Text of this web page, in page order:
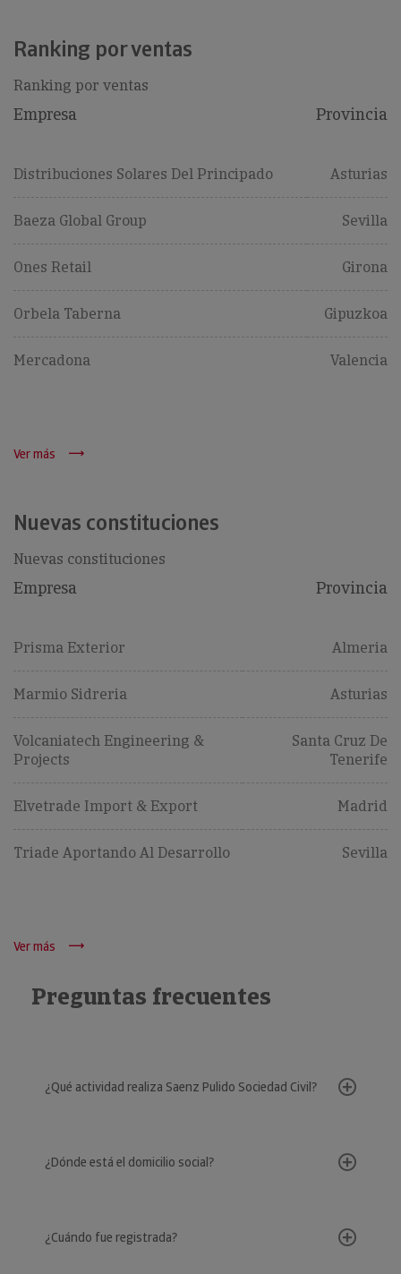
Ranking por ventas
Ranking por ventas
Empresa Provincia
Distribuciones Solares Del Principado Asturias
Baeza Global Group Sevilla
Ones Retail Girona
Orbela Taberna Gipuzkoa
Mercadona Valencia
Ver más
Nuevas constituciones
Nuevas constituciones
Empresa Provincia
Prisma Exterior Almeria
Marmio Sidreria Asturias
Volcaniatech Engineering &
Projects
Santa Cruz De
Tenerife
Elvetrade Import & Export Madrid
Triade Aportando Al Desarrollo Sevilla
Ver más
Preguntas frecuentes
¿Qué actividad realiza Saenz Pulido Sociedad Civil?
¿Dónde está el domicilio social?
¿Cuándo fue registrada?